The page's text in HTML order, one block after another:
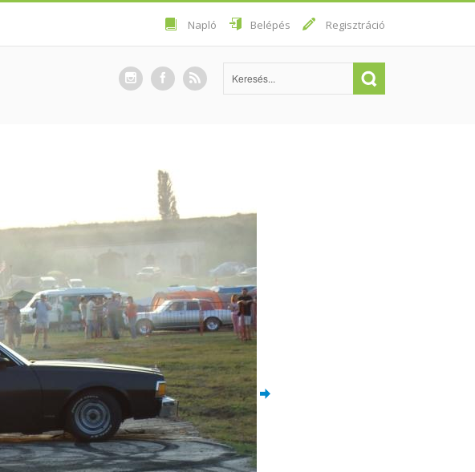
Napló Belépés Regisztráció